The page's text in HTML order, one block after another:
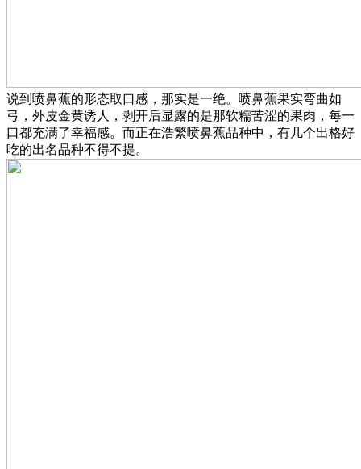
说到喷鼻蕉的形态取口感，那实是一绝。喷鼻蕉果实弯曲如
弓，外皮金黄诱人，剥开后显露的是那软糯苦涩的果肉，每一
口都充满了幸福感。而正在浩繁喷鼻蕉品种中，有几个出格好
吃的出名品种不得不提。